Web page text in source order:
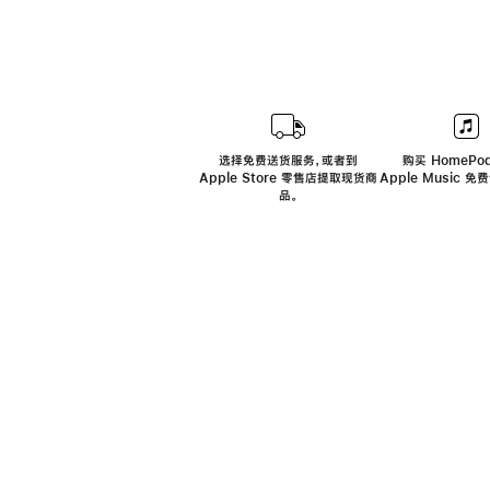
选择免费送货服务，或者到
Apple Store 零售店提取现货商
品。
购买
Apple Music 免费